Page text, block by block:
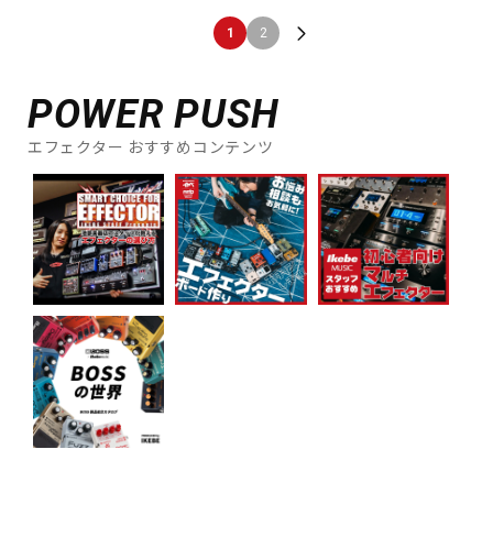
1 2
POWER PUSH
エフェクター おすすめコンテンツ